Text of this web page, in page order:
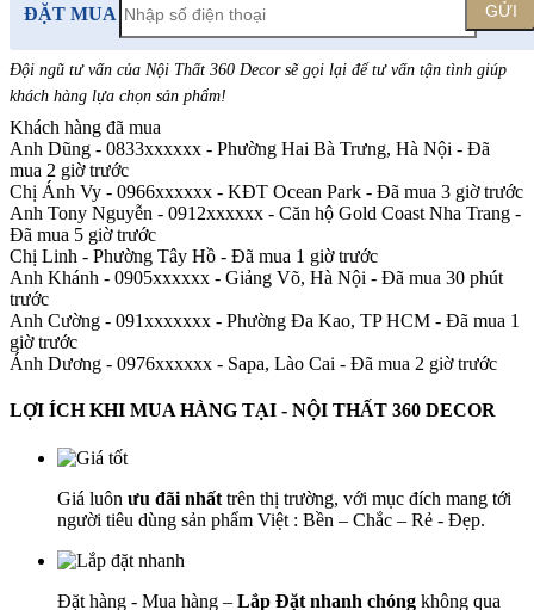
ĐẶT MUA GỬI
Đội ngũ tư vấn của Nội Thất 360 Decor sẽ gọi lại để tư vấn tận tình giúp
khách hàng lựa chọn sản phẩm!
Khách hàng đã mua
Anh Dũng - 0833xxxxxx - Phường Hai Bà Trưng, Hà Nội - Đã
mua 2 giờ trước
Chị Ánh Vy - 0966xxxxxx - KĐT Ocean Park - Đã mua 3 giờ trước
Anh Tony Nguyễn - 0912xxxxxx - Căn hộ Gold Coast Nha Trang -
Đã mua 5 giờ trước
Chị Linh - Phường Tây Hồ - Đã mua 1 giờ trước
Anh Khánh - 0905xxxxxx - Giảng Võ, Hà Nội - Đã mua 30 phút
trước
Anh Cường - 091xxxxxxx - Phường Đa Kao, TP HCM - Đã mua 1
giờ trước
Ánh Dương - 0976xxxxxx - Sapa, Lào Cai - Đã mua 2 giờ trước
LỢI ÍCH KHI MUA HÀNG TẠI - NỘI THẤT 360 DECOR
Giá luôn ưu đãi nhất trên thị trường, với mục đích mang tới
người tiêu dùng sản phẩm Việt : Bền – Chắc – Rẻ - Đẹp.
Đặt hàng - Mua hàng – Lắp Đặt nhanh chóng không qua